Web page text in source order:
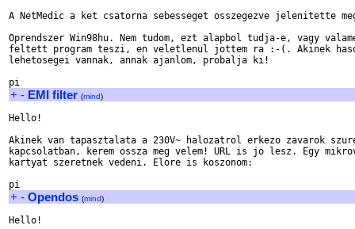
A NetMedic a ket csatorna sebesseget osszegezve jelenitette
Oprendszer Win98hu. Nem tudom, ezt alapbol tudja-e, vagy
feltett program teszi, en veletlenul jottem ra :-(. Akinek
lehetosegei vannak, annak ajanlom, probalja ki!
+ - EMI filter (mind)
Hello!
Akinek van tapasztalata a 230V~ halozatrol erkezo zavarok
kapcsolatban, kerem ossza meg velem! URL is jo lesz. Egy
kartyat szeretnek vedeni. Elore is koszonom:
+ - Opendos (mind)
Hello!